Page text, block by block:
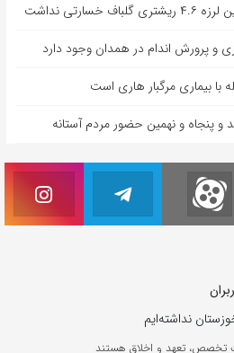
نداشت
و پرورش اندام در همدان وجود دارد
با بیماری مرگبار هاری است
و پنجاه و نهمین حضور مردم آستانه
نداشته‌ایم
تخصص، تعهد و اخلاق هستند